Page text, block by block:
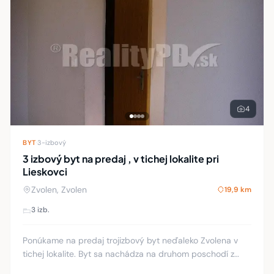
4
BYT·3-izbový
3 izbový byt na predaj , v tichej lokalite pri
Lieskovci
Zvolen, Zvolen 19,9 km
3 izb.
Ponúkame na predaj trojizbový byt neďaleko Zvolena v
tichej lokalite. Byt sa nachádza na druhom poschodí z